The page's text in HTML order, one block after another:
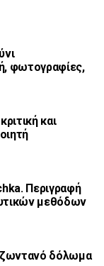
φωτογραφίες,
και
Περιγραφή
μεθόδων
ζωντανό δόλωμα